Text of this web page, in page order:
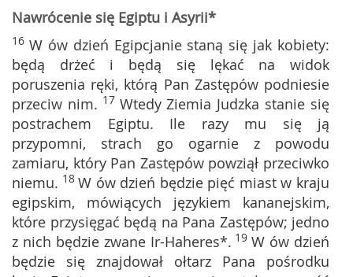
Nawrócenie się Egiptu i Asyrii*
16 W ów dzień Egipcjanie staną się jak kobiety:
będą drżeć i będą się lękać na widok
poruszenia ręki, którą Pan Zastępów podniesie
przeciw nim. 17 Wtedy Ziemia Judzka stanie się
postrachem Egiptu. Ile razy mu się ją
przypomni, strach go ogarnie z powodu
zamiaru, który Pan Zastępów powziął przeciwko
niemu. 18W ów dzień będzie pięć miast w kraju
egipskim, mówiących językiem kananejskim,
które przysięgać będą na Pana Zastępów; jedno
z nich będzie zwane Ir-Haheres*. 19W ów dzień
będzie się znajdował ołtarz Pana pośrodku